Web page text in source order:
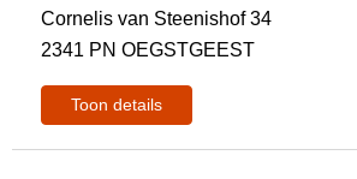
Cornelis van Steenishof 34
2341 PN OEGSTGEEST
Toon details